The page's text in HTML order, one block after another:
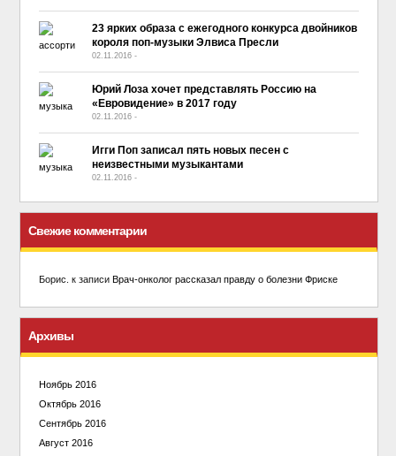
23 ярких образа с ежегодного конкурса двойников
короля поп-музыки Элвиса Пресли
02.11.2016 -
Юрий Лоза хочет представлять Россию на
«Евровидение» в 2017 году
02.11.2016 -
Игги Поп записал пять новых песен с
неизвестными музыкантами
02.11.2016 -
Свежие комментарии
Борис. к записи Врач-онколог рассказал правду о болезни Фриске
Архивы
Ноябрь 2016
Октябрь 2016
Сентябрь 2016
Август 2016